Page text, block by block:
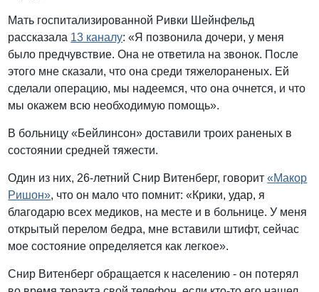
Мать госпитализированной Ривки Шейнфельд
рассказала 13 каналу: «Я позвонила дочери, у меня
было предчувствие. Она не ответила на звонок. После
этого мне сказали, что она среди тяжелораненых. Ей
сделали операцию, мы надеемся, что она очнется, и что
мы окажем всю необходимую помощь».
В больницу «Бейлинсон» доставили троих раненых в
состоянии средней тяжести.
Один из них, 26-летний Снир Витенберг, говорит«Макор
Ришон», что он мало что помнит: «Крики, удар, я
благодарю всех медиков, на месте и в больнице. У меня
открытый перелом бедра, мне вставили штифт, сейчас
мое состояние определяется как легкое».
Снир Витенберг обращается к населению - он потерял